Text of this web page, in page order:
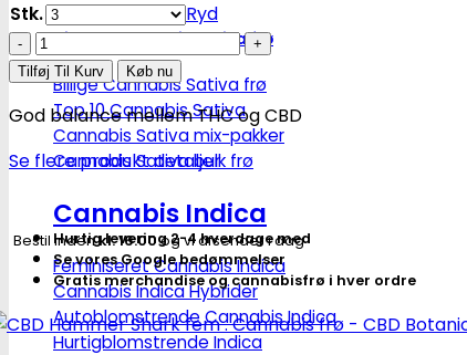
Diverse Cannabis Sativa frø
Billige Cannabis Sativa frø
Top 10 Cannabis Sativa
Cannabis Sativa mix-pakker
Cannabis Sativa bulk frø
Cannabis Indica
Feminiseret Cannabis Indica
Cannabis Indica Hybrider
Autoblomstrende Cannabis Indica
Hurtigblomstrende Indica
Stk.
Ryd
CBD
Hammer
Shark
fem
.
Cannabis
frø
-
CBD
Botanics
antal
Tilføj Til Kurv Køb nu
God balance mellem THC og CBD
Se flere produkt detaljer
Bestil indenkl. 16.00og vi afsender i dag
Hurtig levering 2-4 hverdage med
Se vores Google bedømmelser
Gratis merchandise og cannabisfrø i hver ordre